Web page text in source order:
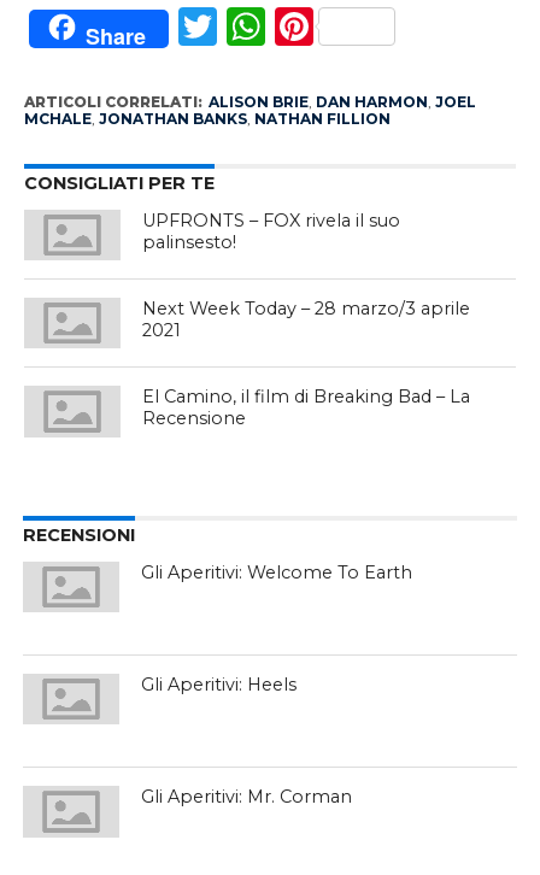
Share Twitter
WhatsApp
Pinterest
ARTICOLI CORRELATI: ALISON BRIE, DAN HARMON JOEL
MCHALE, JONATHAN BANKS, NATHAN FILLION
CONSIGLIATI PER TE
UPFRONTS – FOX rivela il suo
palinsesto!
Next Week Today – 28 marzo/3 aprile
2021
El Camino, il film di Breaking Bad – La
Recensione
RECENSIONI
Gli Aperitivi: Welcome To Earth
Gli Aperitivi: Heels
Gli Aperitivi: Mr. Corman